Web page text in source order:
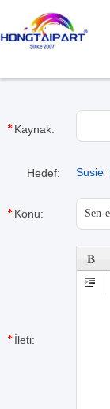
Kaynak:
Hedef: Susie
Konu:
İleti: